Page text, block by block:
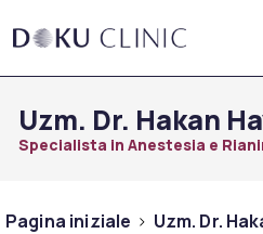
Uzm. Dr. Hakan
Specialista in Anestesia e
Pagina iniziale Uzm. Dr.